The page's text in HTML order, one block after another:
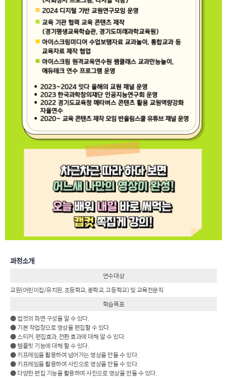
과정소개
연수대상
교원(어린이집/유치원, 초등학교, 중학교, 고등학교) 및 교육전문직
학습목표
● 컵컷의 화면 구성을 알 수 있다.
● 기본 작업창으로 영상을 편집할 수 있다.
● 스티커, 편집효과, 전환 효과에 대해 알 수 있다.
● 템플릿 기능에 대해 할 수 있다.
● 키프레임을 활용하여 넘어가는 영상을 만들 수 있다.
● 키프레임을 활용하여 사진으로 영상을 만들 수 있다.
● 다양한 편집 기능을 활용하여 사진으로 영상을 만들 수 있다.